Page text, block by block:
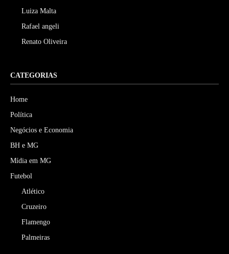
Luiza Malta
Rafael angeli
Renato Oliveira
CATEGORIAS
Home
Política
Negócios e Economia
BH e MG
Mídia em MG
Futebol
Atlético
Cruzeiro
Flamengo
Palmeiras